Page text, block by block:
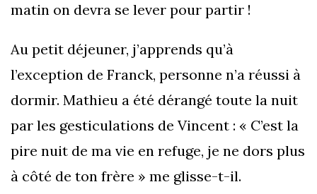
matin on devra se lever pour partir !
Au petit déjeuner, j’apprends qu’à
l’exception de Franck, personne n’a réussi à
dormir. Mathieu a été dérangé toute la nuit
par les gesticulations de Vincent : « C’est la
pire nuit de ma vie en refuge, je ne dors plus
à côté de ton frère » me glisse-t-il.